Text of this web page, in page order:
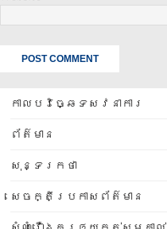
កាលបរិច្ឆេទសវនាការ
ព័ត៌មាន
សុន្ទរកថា
សេចក្តីប្រកាសព័ត៌មាន